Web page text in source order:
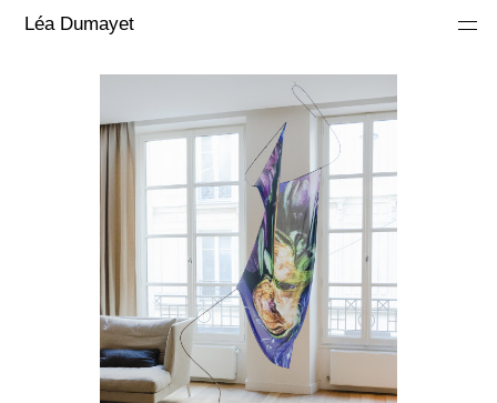
Léa Dumayet